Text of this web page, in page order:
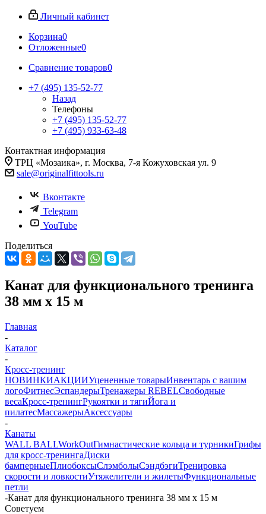
Личный кабинет
Корзина0
Отложенные0
Сравнение товаров0
+7 (495) 135-52-77
Назад
Телефоны
+7 (495) 135-52-77
+7 (495) 933-63-48
Контактная информация
ТРЦ «Мозаика», г. Москва, 7-я Кожуховская ул. 9
sale@originalfittools.ru
Вконтакте
Telegram
YouTube
Поделиться
Канат для функционального тренинга
38 мм х 15 м
Главная
-
Каталог
-
Кросс-тренинг
НОВИНКИАКЦИИУцененные товарыИнвентарь с вашим
логоФитнесЭспандерыТренажеры REBELСвободные
весаКросс-тренингРукоятки и тягиЙога и
пилатесМассажерыАксессуары
-
Канаты
WALL BALLWorkOutГимнастические кольца и турникиГрифы
для кросс-тренингаДиски
бамперныеПлиобоксыСлэмболыСэндбэгиТренировка
скорости и ловкостиУтяжелители и жилетыФункциональные
петли
-Канат для функционального тренинга 38 мм х 15 м
Советуем